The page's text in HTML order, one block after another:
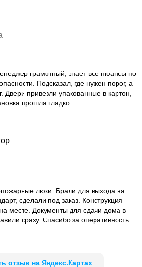
грамотный, знает все нюансы по
Подсказал, где нужен порог, а
Двери привезли упакованные в картон,
прошла гладко.
люки. Брали для выхода на
сделали под заказ. Конструкция
месте. Документы для сдачи дома в
сразу. Спасибо за оперативность.
отзыв на Яндекс.Картах